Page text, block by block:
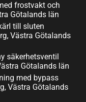
frostvakt och
Götalands län
till sluten
Västra Götalands
säkerhetsventil
Götalands län
med bypass
Västra Götalands